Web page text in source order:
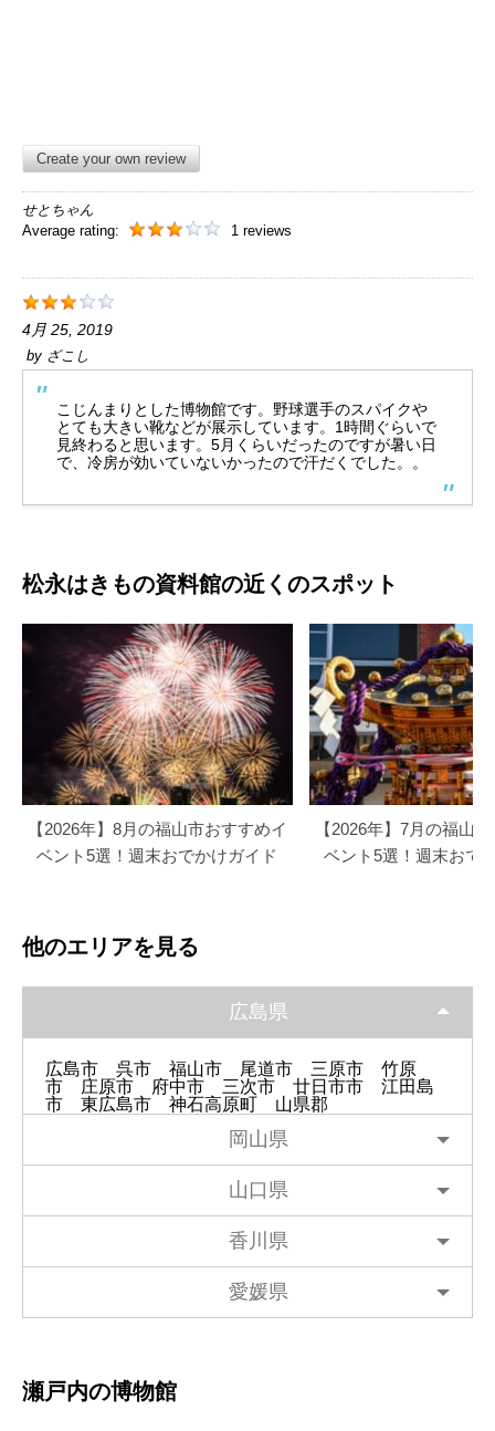
Create your own review
せとちゃん
Average rating:
1 reviews
4月 25, 2019
by ざこし
こじんまりとした博物館です。野球選手のスパイクや
とても大きい靴などが展示しています。1時間ぐらいで
見終わると思います。5月くらいだったのですが暑い日
で、冷房が効いていないかったので汗だくでした。。
松永はきもの資料館の近くのスポット
【2026年】8月の福山市おすすめイ
ベント5選！週末おでかけガイド
【2026年】7月の福山
ベント5選！週末おで
他のエリアを見る
広島県
広島市 呉市 福山市 尾道市 三原市
竹原
市
庄原市 府中市 三次市 廿日市市
江田島
市
東広島市 神石高原町 山県郡
岡山県
山口県
香川県
愛媛県
瀬戸内の博物館